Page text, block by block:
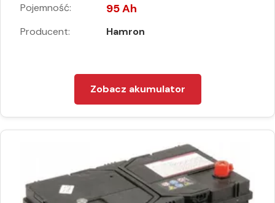
Pojemność: 95 Ah
Producent: Hamron
Zobacz akumulator